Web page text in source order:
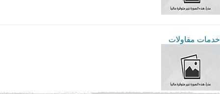
خدمات مقاولات